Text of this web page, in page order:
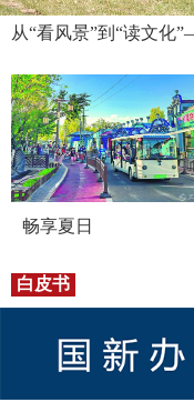
从“看风景”到“读文化
畅享夏日
白皮书